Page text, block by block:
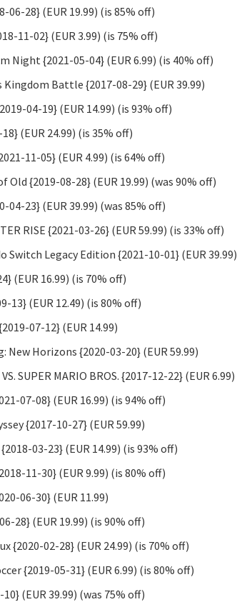
06-28} (EUR 19.99) (is 85% off)
11-02} (EUR 3.99) (is 75% off)
Night {2021-05-04} (EUR 6.99) (is 40% off)
Kingdom Battle {2017-08-29} (EUR 39.99)
04-19} (EUR 14.99) (is 93% off)
(EUR 24.99) (is 35% off)
11-05} (EUR 4.99) (is 64% off)
Old {2019-08-28} (EUR 19.99) (was 90% off)
04-23} (EUR 39.99) (was 85% off)
RISE {2021-03-26} (EUR 59.99) (is 33% off)
Switch Legacy Edition {2021-10-01} (EUR 39.99)
(EUR 16.99) (is 70% off)
13} (EUR 12.49) (is 80% off)
07-12} (EUR 14.99)
New Horizons {2020-03-20} (EUR 59.99)
SUPER MARIO BROS. {2017-12-22} (EUR 6.99)
07-08} (EUR 16.99) (is 94% off)
{2017-10-27} (EUR 59.99)
03-23} (EUR 14.99) (is 93% off)
11-30} (EUR 9.99) (is 80% off)
06-30} (EUR 11.99)
28} (EUR 19.99) (is 90% off)
{2020-02-28} (EUR 24.99) (is 70% off)
{2019-05-31} (EUR 6.99) (is 80% off)
(EUR 39.99) (was 75% off)